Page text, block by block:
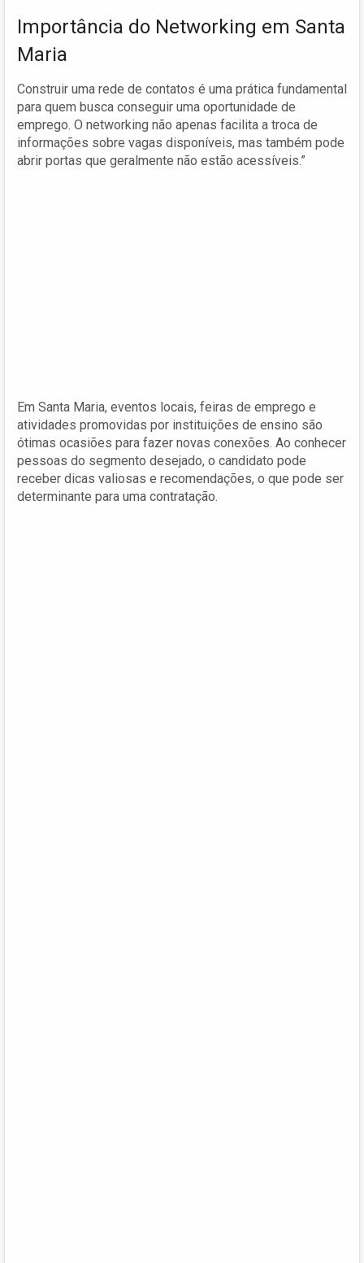
Importância do Networking em Santa
Maria
Construir uma rede de contatos é uma prática fundamental
para quem busca conseguir uma oportunidade de
emprego. O networking não apenas facilita a troca de
informações sobre vagas disponíveis, mas também pode
abrir portas que geralmente não estão acessíveis.”
Em Santa Maria, eventos locais, feiras de emprego e
atividades promovidas por instituições de ensino são
ótimas ocasiões para fazer novas conexões. Ao conhecer
pessoas do segmento desejado, o candidato pode
receber dicas valiosas e recomendações, o que pode ser
determinante para uma contratação.